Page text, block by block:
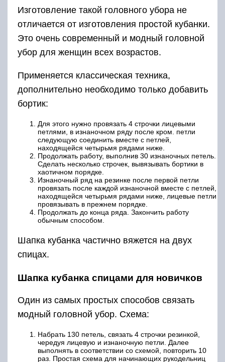
Изготовление такой головного убора не
отличается от изготовления простой кубанки.
Это очень современный и модный головной
убор для женщин всех возрастов.
Применяется классическая техника,
дополнительно необходимо только добавить
бортик:
Для этого нужно провязать 4 строчки лицевыми
петлями, в изнаночном ряду после кром. петли
следующую соединить вместе с петлей,
находящейся четырьмя рядами ниже.
Продолжать работу, выполнив 30 изнаночных петель.
Сделать несколько строчек, вывязывать бортики в
хаотичном порядке.
Изнаночный ряд на резинке после первой петли
провязать после каждой изнаночной вместе с петлей,
находящейся четырьмя рядами ниже, лицевые петли
провязывать в прежнем порядке.
Продолжать до конца ряда. Закончить работу
обычным способом.
Шапка кубанка частично вяжется на двух
спицах.
Шапка кубанка спицами для новичков
Один из самых простых способов связать
модный головной убор. Схема:
Набрать 130 петель, связать 4 строчки резинкой,
чередуя лицевую и изнаночную петли. Далее
выполнять в соответствии со схемой, повторить 10
раз. Простая схема для начинающих рукодельниц